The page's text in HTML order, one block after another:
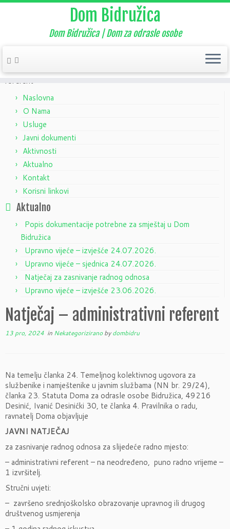
Dom Bidružica
Dom Bidružica | Dom za odrasle osobe
Home»Aktualno»Nekategorizirano»Natječaj – administrativni
referent
Naslovna
O Nama
Usluge
Javni dokumenti
Aktivnosti
Aktualno
Kontakt
Korisni linkovi
Aktualno
Popis dokumentacije potrebne za smještaj u Dom
Bidružica
Upravno vijeće – izvješće 24.07.2026.
Upravno vijeće – sjednica 24.07.2026.
Natječaj za zasnivanje radnog odnosa
Upravno vijeće – izvješće 23.06.2026.
Natječaj – administrativni referent
13 pro, 2024 in Nekategoriziranobydombidru
Na temelju članka 24. Temeljnog kolektivnog ugovora za
službenike i namještenike u javnim službama (NN br. 29/24),
članka 23. Statuta Doma za odrasle osobe Bidružica, 49216
Desinić, Ivanić Desinićki 30, te članka 4. Pravilnika o radu,
ravnatelj Doma objavljuje
JAVNI NATJEČAJ
za zasnivanje radnog odnosa za slijedeće radno mjesto:
– administrativni referent – na neodređeno, puno radno vrijeme –
1 izvršitelj.
Stručni uvjeti:
– završeno srednjoškolsko obrazovanje upravnog ili drugog
društvenog usmjerenja